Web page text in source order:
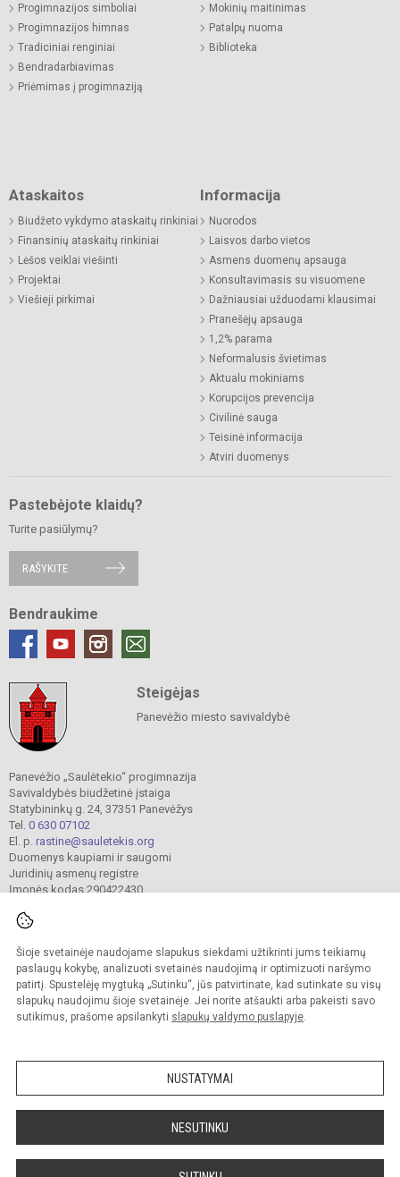
Šioje svetainėje naudojame slapukus siekdami užtikrinti jums teikiamų
paslaugų kokybę, analizuoti svetainės naudojimą ir optimizuoti naršymo
patirtį. Spustelėję mygtuką „Sutinku“, jūs patvirtinate, kad sutinkate su visų
slapukų naudojimu šioje svetainėje. Jei norite atšaukti arba pakeisti savo
sutikimus, prašome apsilankyti slapukų valdymo puslapyje.
NUSTATYMAI
NESUTINKU
Progimnazijos simboliai
Progimnazijos himnas
Tradiciniai renginiai
Bendradarbiavimas
Priėmimas į progimnaziją
Mokinių maitinimas
Patalpų nuoma
Biblioteka
Ataskaitos
Biudžeto vykdymo ataskaitų rinkiniai
Finansinių ataskaitų rinkiniai
Lėšos veiklai viešinti
Projektai
Viešieji pirkimai
Informacija
Nuorodos
Laisvos darbo vietos
Asmens duomenų apsauga
Konsultavimasis su visuomene
Dažniausiai užduodami klausimai
Pranešėjų apsauga
1,2% parama
Neformalusis švietimas
Aktualu mokiniams
Korupcijos prevencija
Civilinė sauga
Teisinė informacija
Atviri duomenys
Pastebėjote klaidų?
Turite pasiūlymų?
RAŠYKITE
Bendraukime
Steigėjas
Panevėžio miesto savivaldybė
Panevėžio „Saulėtekio“ progimnazija
Savivaldybės biudžetinė įstaiga
Statybininkų g. 24, 37351 Panevėžys
Tel. 0 630 07102
El. p. rastine@sauletekis.org
Duomenys kaupiami ir saugomi
Juridinių asmenų registre
Įmonės kodas 290422430
© 2022. Panevėžio „Saulėtekio“ progimnazija. Visos teisės saugomos.
Kopijuoti turinį be raštiško progimnazijos sutikimo griežtai draudžiama.
Prieinamumo paraiška Slapukų valdymas
Sumanus būdas atnaujinti